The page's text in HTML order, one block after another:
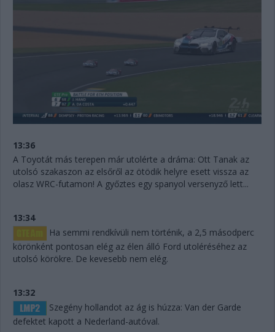
13:36
A Toyotát más terepen már utolérte a dráma: Ott Tanak az
utolsó szakaszon az elsőről az ötödik helyre esett vissza az
olasz WRC-futamon! A győztes egy spanyol versenyző lett...
13:34
Ha semmi rendkívüli nem történik, a 2,5 másodperc
körönként pontosan elég az élen álló Ford utoléréséhez az
utolsó körökre. De kevesebb nem elég.
13:32
Szegény hollandot az ág is húzza: Van der Garde
defektet kapott a Nederland-autóval.